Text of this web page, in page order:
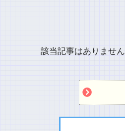
該当記事はありません